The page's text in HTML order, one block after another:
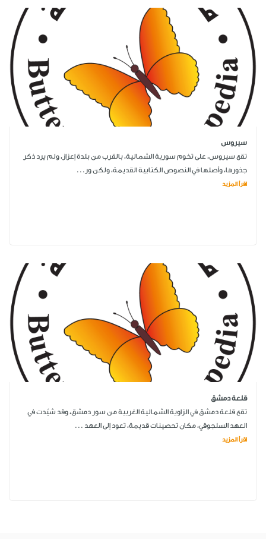
سيروس
تقع سيروس، على تخوم سورية الشمالية، بالقرب من بلدة إعزاز، ولم يرد ذكر
جذورها، وأصلها في النصوص الكتابية القديمة، ولكن ور...
اقرأ المزيد
قلعة دمشق
تقع قلعة دمشق في الزاوية الشمالية الغربية من سور دمشق، وقد شيّدت في
العهد السلجوقي، مكان تحصينات قديمة، تعود إلى العهد ...
اقرأ المزيد